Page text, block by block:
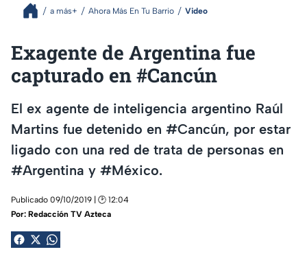
a más+ Ahora Más En Tu Barrio Video
Exagente de Argentina fue
capturado en #Cancún
El ex agente de inteligencia argentino Raúl
Martins fue detenido en #Cancún, por estar
ligado con una red de trata de personas en
#Argentina y #México.
Publicado 09/10/2019 | 🕑 12:04
Por: Redacción TV Azteca